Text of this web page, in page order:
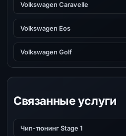
Volkswagen Caravelle
Volkswagen Eos
Volkswagen Golf
Связанные услуги
Чип-тюнинг Stage 1